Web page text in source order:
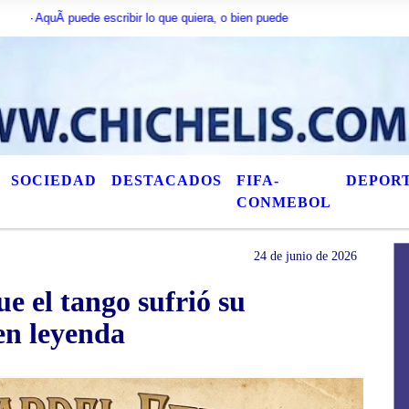
puede escribir lo que quiera, o bien puede mostrar los Ãºltimos
SOCIEDAD DESTACADOS
FIFA-
CONMEBOL
24 de junio de 2026
el tango sufrió su
leyenda